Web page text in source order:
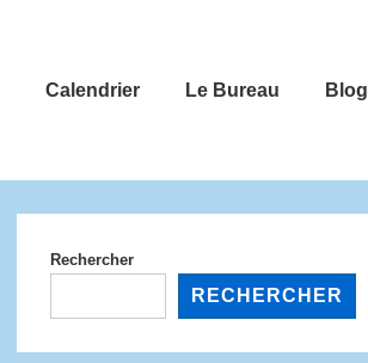
Calendrier Le Bureau Blog
Rechercher
RECHERCHER